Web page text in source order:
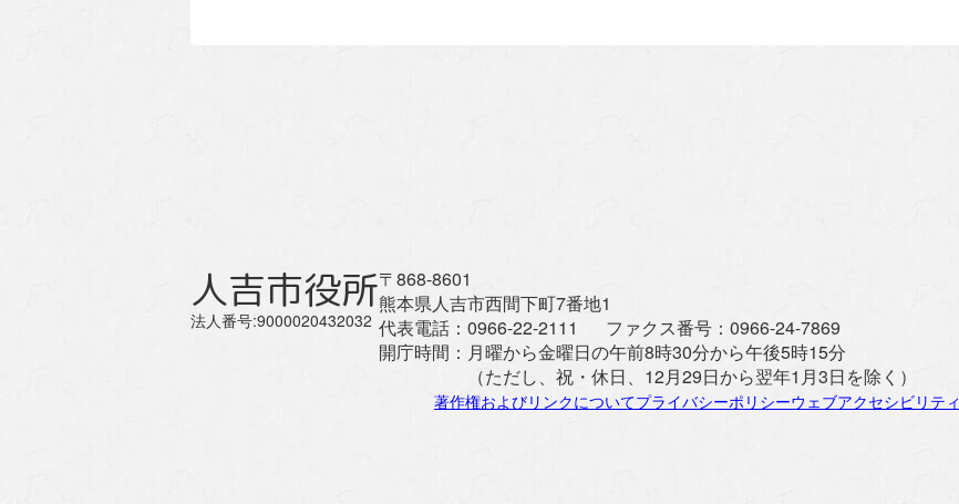
人吉市役所
法人番号:9000020432032
〒868-8601
熊本県人吉市西間下町7番地1
代表電話： 0966-22-2111 ファクス番号： 0966-24-7869
開庁時間： 月曜から金曜日の午前8時30分から午後5時15分
（ただし、祝・休日、12月29日から翌年1月3日を除く）
著作権およびリンクについてプライバシーポリシーウェブアクセシビリティ